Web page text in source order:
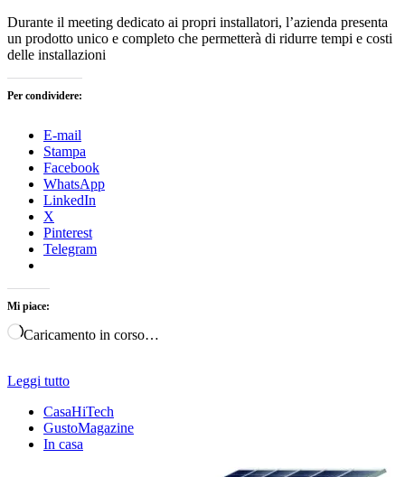
Durante il meeting dedicato ai propri installatori, l’azienda presenta
un prodotto unico e completo che permetterà di ridurre tempi e costi
delle installazioni
Per condividere:
E-mail
Stampa
Facebook
WhatsApp
LinkedIn
X
Pinterest
Telegram
Mi piace:
Caricamento in corso…
Leggi tutto
CasaHiTech
GustoMagazine
In casa